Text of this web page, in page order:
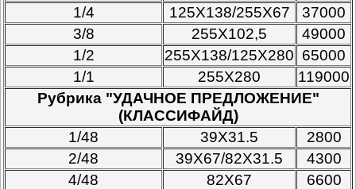
1/4
125Х138/255Х67
37000
3/8
255Х102,5
49000
1/2
255Х138/125Х280 65000
1/1
255Х280
119000
Рубрика "УДАЧНОЕ ПРЕДЛОЖЕНИЕ"
(КЛАССИФАЙД)
1/48
39Х31.5
2800
2/48
39Х67/82Х31.5
4300
4/48
82Х67
6600